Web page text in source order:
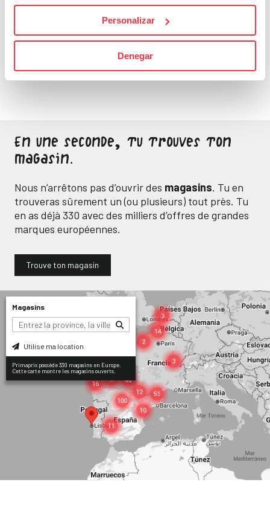
Personalizar
Denegar
passer aucune bonne
En une seconde, tu trouves ton
magasin.
Nous n’arrêtons pas d’ouvrir des magasins. Tu en
trouveras sûrement un (ou plusieurs) tout près. Tu
en as déjà 330 avec des milliers d’offres de grandes
marques européennes.
Trouve ton magasin
Magasins
Utilise ma location
Primaprix possède 330 magasins en Europe.
Cette carte montre les magasins ouverts.